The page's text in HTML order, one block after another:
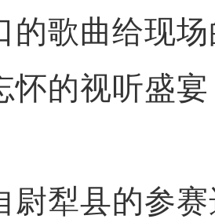
的歌曲给现
怀的视听盛
犁县的参赛